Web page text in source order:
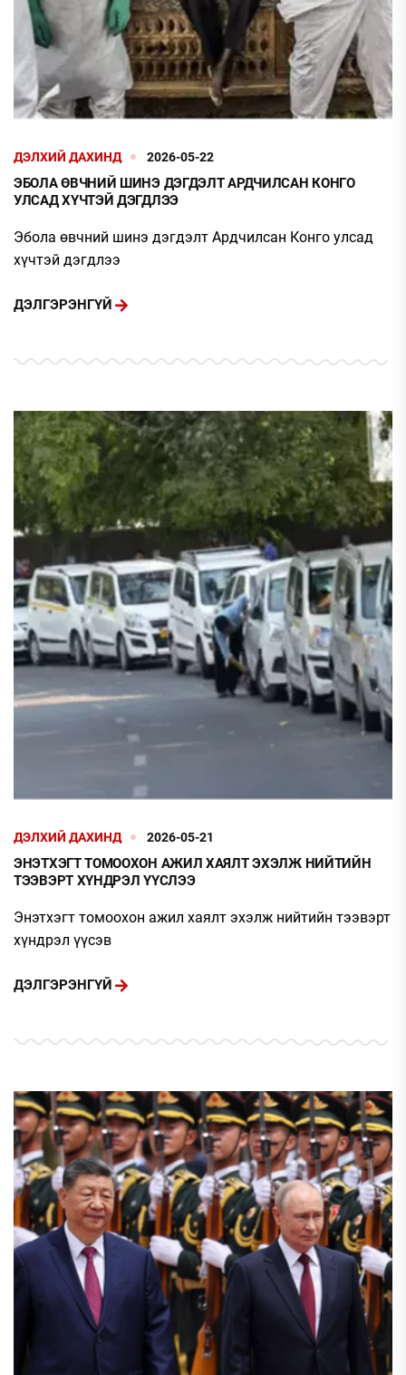
ДЭЛХИЙ ДАХИНД 2026-05-22
ЭБОЛА ӨВЧНИЙ ШИНЭ ДЭГДЭЛТ АРДЧИЛСАН КОНГО
УЛСАД ХҮЧТЭЙ ДЭГДЛЭЭ
Эбола өвчний шинэ дэгдэлт Ардчилсан Конго улсад
хүчтэй дэгдлээ
ДЭЛГЭРЭНГҮЙ
ДЭЛХИЙ ДАХИНД 2026-05-21
ЭНЭТХЭГТ ТОМООХОН АЖИЛ ХАЯЛТ ЭХЭЛЖ НИЙТИЙН
ТЭЭВЭРТ ХҮНДРЭЛ ҮҮСЛЭЭ
Энэтхэгт томоохон ажил хаялт эхэлж нийтийн тээвэрт
хүндрэл үүсэв
ДЭЛГЭРЭНГҮЙ